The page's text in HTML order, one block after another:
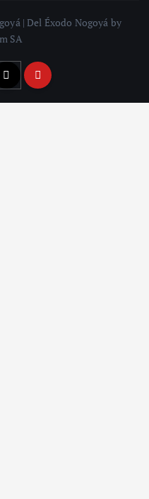
| Del Éxodo Nogoyá by
SA